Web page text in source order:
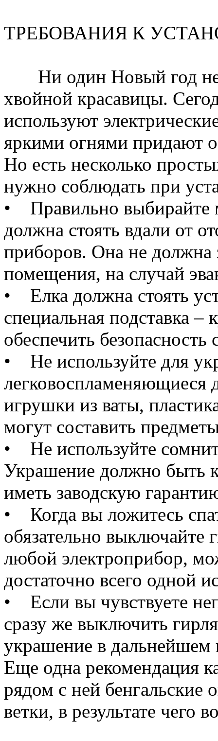
ТРЕБОВАНИЯ К
Ни один Новый год не
хвойной красавицы.
используют
яркими огнями придают
Но есть несколько
нужно соблюдать при
• Правильно выбирайте
должна стоять вдали от
приборов. Она не должна
помещения, на случай
• Елка должна стоять
специальная подставка –
обеспечить безопасность
• Не используйте для
легковоспламеняющиеся
игрушки из ваты,
могут составить
• Не используйте
Украшение должно быть
иметь заводскую
• Когда вы ложитесь
обязательно выключайте
любой электроприбор,
достаточно всего одной
• Если вы чувствуете
сразу же выключить
украшение в дальнейшем
Еще одна рекомендация
рядом с ней бенгальские
ветки, в результате чего